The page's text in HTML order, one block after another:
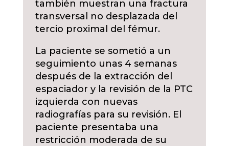
también muestran una fractura
transversal no desplazada del
tercio proximal del fémur.
La paciente se sometió a un
seguimiento unas 4 semanas
después de la extracción del
espaciador y la revisión de la PTC
izquierda con nuevas
radiografías para su revisión. El
paciente presentaba una
restricción moderada de su